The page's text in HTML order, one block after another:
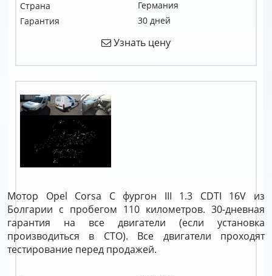
Страна
Германия
Гарантия
30 дней
Узнать цену
Мотор Opel Corsa C фургон III 1.3 CDTI 16V из
Болгарии с пробегом 110 километров. 30-дневная
гарантия на все двигатели (если установка
производиться в СТО). Все двигатели проходят
тестирование перед продажей.